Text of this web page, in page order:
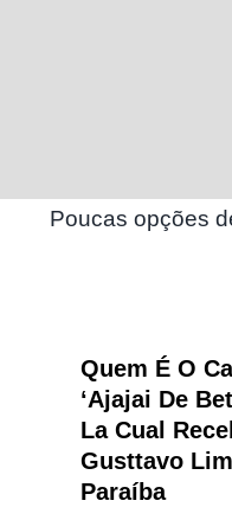
Poucas opções
Quem É O
‘Ajajai De
La Cual
Gusttavo
Paraíba